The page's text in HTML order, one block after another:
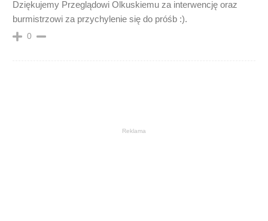
Dziękujemy Przeglądowi Olkuskiemu za interwencję oraz
burmistrzowi za przychylenie się do próśb :).
0
Reklama